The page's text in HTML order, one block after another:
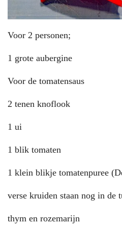
Voor 2 personen;
1 grote aubergine
Voor de tomatensaus
2 tenen knoflook
1 ui
1 blik tomaten
1 klein blikje tomatenpuree
verse kruiden staan nog in de
thym en rozemarijn